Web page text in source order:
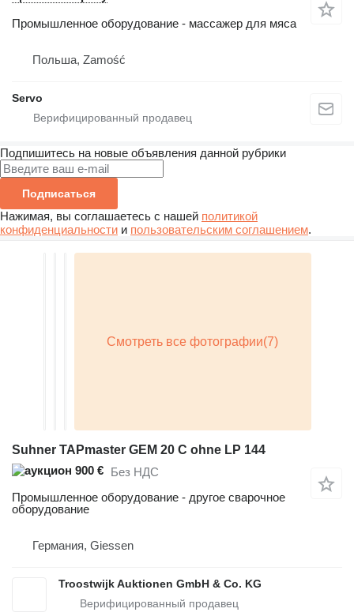
Промышленное оборудование - массажер для мяса
Польша, Zamość
Servo
Подпишитесь на новые объявления данной рубрики
Подписаться
Нажимая, вы соглашаетесь с нашей политикой
конфиденциальности и пользовательским соглашением.
Suhner TAPmaster GEM 20 C ohne LP 144
900 € Без НДС
Промышленное оборудование - другое сварочное
оборудование
Германия, Giessen
Troostwijk Auktionen GmbH & Co. KG